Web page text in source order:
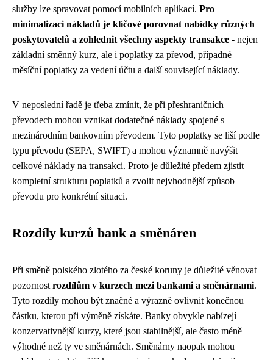
služby lze spravovat pomocí mobilních aplikací. Pro
minimalizaci nákladů je klíčové porovnat nabídky různých
poskytovatelů a zohlednit všechny aspekty transakce - nejen
základní směnný kurz, ale i poplatky za převod, případné
měsíční poplatky za vedení účtu a další související náklady.
V neposlední řadě je třeba zmínit, že při přeshraničních
převodech mohou vznikat dodatečné náklady spojené s
mezinárodním bankovním převodem. Tyto poplatky se liší podle
typu převodu (SEPA, SWIFT) a mohou významně navýšit
celkové náklady na transakci. Proto je důležité předem zjistit
kompletní strukturu poplatků a zvolit nejvhodnější způsob
převodu pro konkrétní situaci.
Rozdíly kurzů bank a směnáren
Při směně polského zlotého za české koruny je důležité věnovat
pozornost rozdílům v kurzech mezi bankami a směnárnami.
Tyto rozdíly mohou být značné a výrazně ovlivnit konečnou
částku, kterou při výměně získáte. Banky obvykle nabízejí
konzervativnější kurzy, které jsou stabilnější, ale často méně
výhodné než ty ve směnárnách. Směnárny naopak mohou